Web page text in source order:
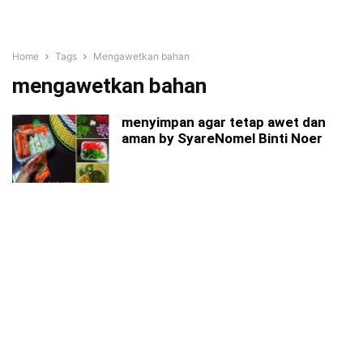
Home Tags Mengawetkan bahan
mengawetkan bahan
menyimpan agar tetap awet dan
aman by SyareNomel Binti Noer